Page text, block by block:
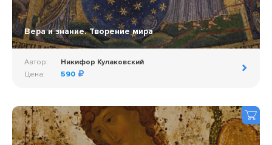
Вера и знание. Творение мира
Автор:
Никифор Кулаковский
Цена:
590